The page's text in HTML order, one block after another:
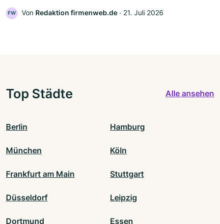
FW Von Redaktion firmenweb.de ‧ 21. Juli 2026
Top Städte Alle ansehen
Berlin Hamburg
München Köln
Frankfurt am Main Stuttgart
Düsseldorf Leipzig
Dortmund Essen